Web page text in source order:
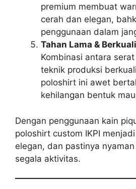
premium membuat
cerah dan elegan,
penggunaan dalam
Tahan Lama &
Kombinasi antara
teknik produksi
poloshirt ini awet
kehilangan bentuk
Dengan penggunaan kain
poloshirt custom IKPI
elegan, dan pastinya
segala aktivitas.